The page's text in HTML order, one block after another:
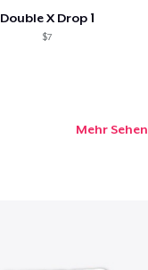
Double X Drop 1
$7
Mehr Sehen